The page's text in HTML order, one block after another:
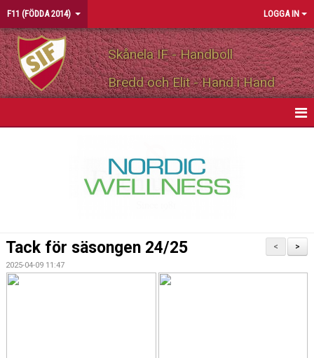
F11 (FÖDDA 2014) LOGGA IN
Skånela IF - Handboll
Bredd och Elit - Hand i Hand
TRUPPEN
>
<
Tack för säsongen 24/25
2025-04-09 11:47